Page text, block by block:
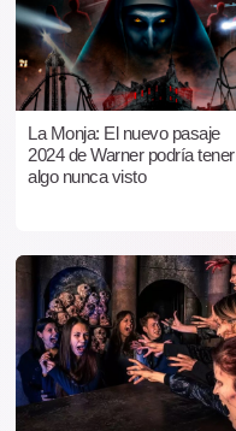
La Monja: El nuevo pasaje
2024 de Warner podría tener
algo nunca visto